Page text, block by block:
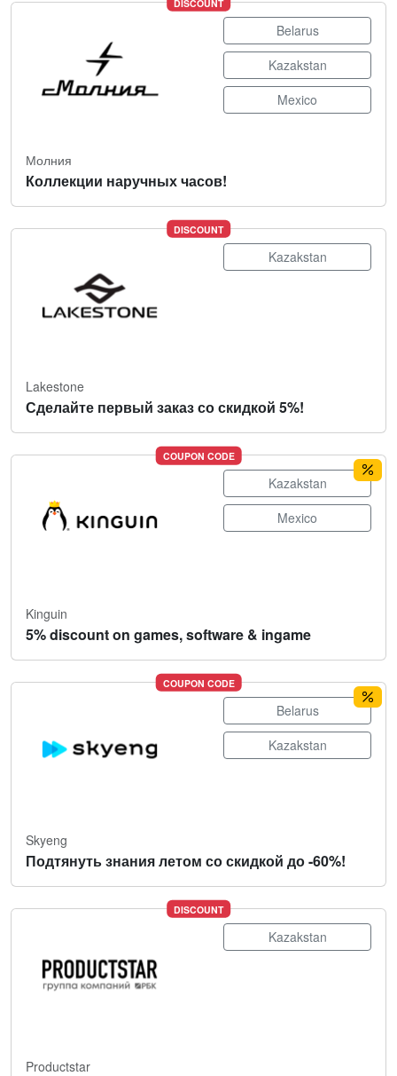
DISCOUNT
Belarus
Kazakstan
Mexico
Молния
Коллекции наручных часов!
DISCOUNT
Kazakstan
Lakestone
Сделайте первый заказ со скидкой 5%!
COUPON CODE
Kazakstan
Mexico
Kinguin
5% discount on games, software & ingame
COUPON CODE
Belarus
Kazakstan
Skyeng
Подтянуть знания летом со скидкой до -60%!
DISCOUNT
Kazakstan
Productstar